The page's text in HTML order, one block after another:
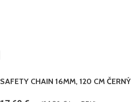
SAFETY CHAIN 16MM, 120 CM ČERNÝ